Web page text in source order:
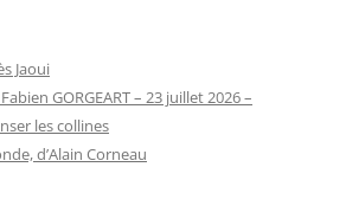
Jaoui
GORGEART – 23 juillet 2026 –
les collines
d’Alain Corneau